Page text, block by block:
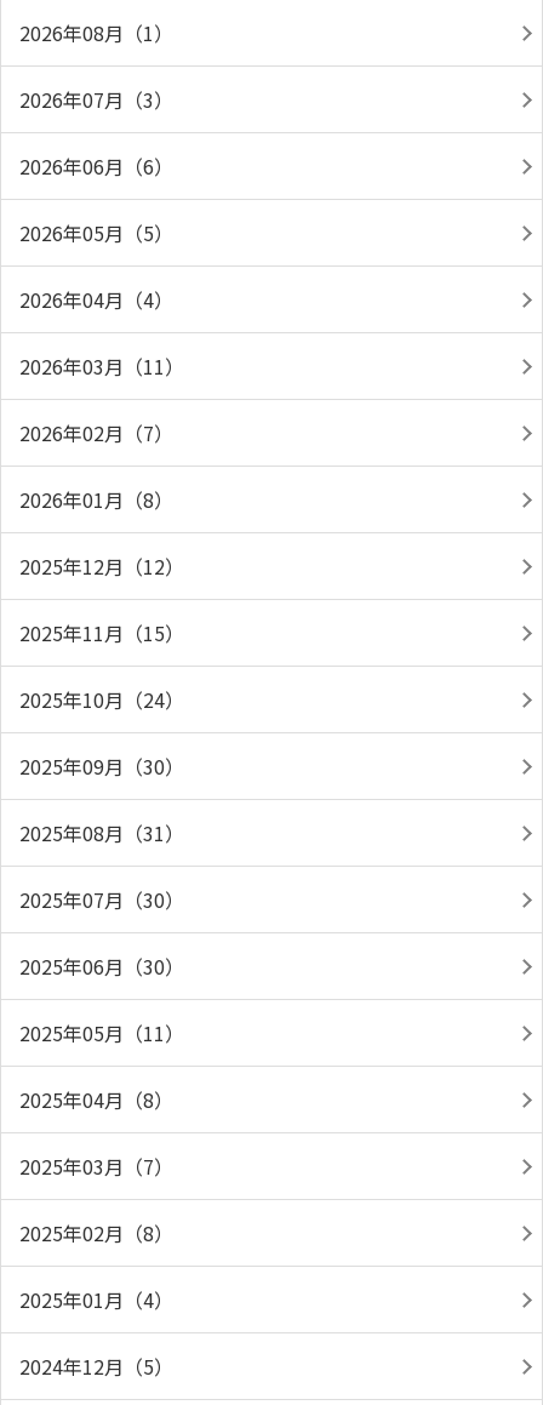
2026年08月（1）
2026年07月（3）
2026年06月（6）
2026年05月（5）
2026年04月（4）
2026年03月（11）
2026年02月（7）
2026年01月（8）
2025年12月（12）
2025年11月（15）
2025年10月（24）
2025年09月（30）
2025年08月（31）
2025年07月（30）
2025年06月（30）
2025年05月（11）
2025年04月（8）
2025年03月（7）
2025年02月（8）
2025年01月（4）
2024年12月（5）